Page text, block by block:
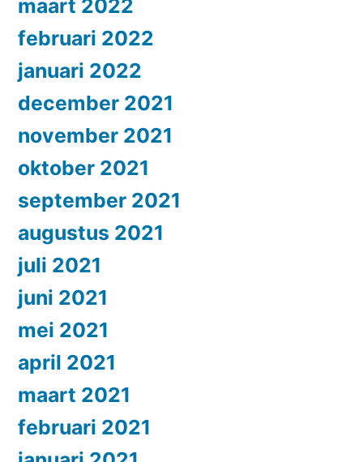
maart 2022
februari 2022
januari 2022
december 2021
november 2021
oktober 2021
september 2021
augustus 2021
juli 2021
juni 2021
mei 2021
april 2021
maart 2021
februari 2021